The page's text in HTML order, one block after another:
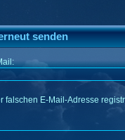
senden
falschen E-Mail-Adresse